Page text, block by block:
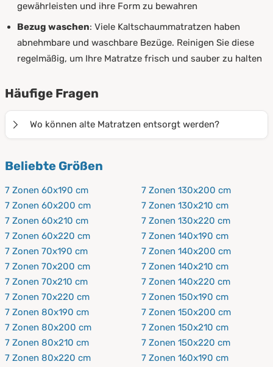
gewährleisten und ihre Form zu bewahren
Bezug waschen: Viele Kaltschaummatratzen haben
abnehmbare und waschbare Bezüge. Reinigen Sie diese
regelmäßig, um Ihre Matratze frisch und sauber zu halten
Häufige Fragen
Wo können alte Matratzen entsorgt werden?
Entsorger (Stadtwirtschaft) kostenfrei abgegeben
Beliebte Größen
7 Zonen 60x190 cm
7 Zonen 60x200 cm
7 Zonen 60x210 cm
7 Zonen 60x220 cm
7 Zonen 70x190 cm
7 Zonen 70x200 cm
7 Zonen 70x210 cm
7 Zonen 70x220 cm
7 Zonen 80x190 cm
7 Zonen 80x200 cm
7 Zonen 80x210 cm
7 Zonen 80x220 cm
7 Zonen 130x200 cm
7 Zonen 130x210 cm
7 Zonen 130x220 cm
7 Zonen 140x190 cm
7 Zonen 140x200 cm
7 Zonen 140x210 cm
7 Zonen 140x220 cm
7 Zonen 150x190 cm
7 Zonen 150x200 cm
7 Zonen 150x210 cm
7 Zonen 150x220 cm
7 Zonen 160x190 cm